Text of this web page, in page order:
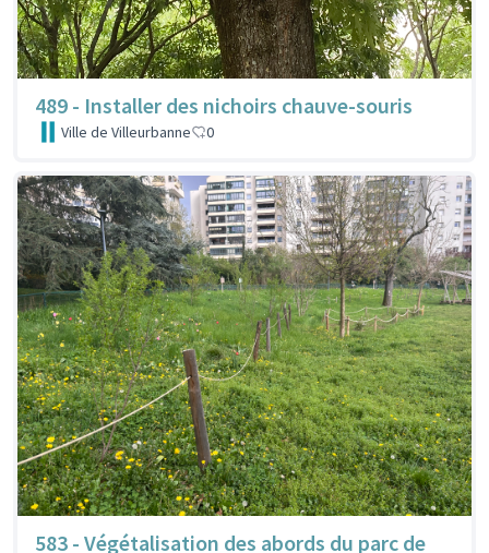
489 - Installer des nichoirs chauve-souris
Ville de Villeurbanne 0
583 - Végétalisation des abords du parc de